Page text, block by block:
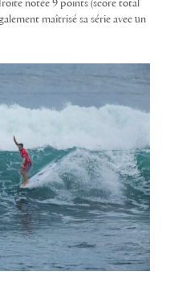
notée 9 points (score total
maîtrisé sa série avec un